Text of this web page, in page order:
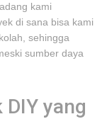
kami
di sana bisa kami
sehingga
sumber daya
yang